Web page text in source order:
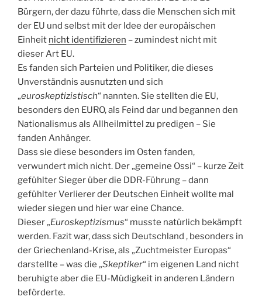
Bürgern, der dazu führte, dass die Menschen sich mit
der EU und selbst mit der Idee der europäischen
Einheit nicht identifizieren – zumindest nicht mit
dieser Art EU.
Es fanden sich Parteien und Politiker, die dieses
Unverständnis ausnutzten und sich
„euroskeptizistisch“ nannten. Sie stellten die EU,
besonders den EURO, als Feind dar und begannen den
Nationalismus als Allheilmittel zu predigen – Sie
fanden Anhänger.
Dass sie diese besonders im Osten fanden,
verwundert mich nicht. Der „gemeine Ossi“ – kurze Zeit
gefühlter Sieger über die DDR-Führung – dann
gefühlter Verlierer der Deutschen Einheit wollte mal
wieder siegen und hier war eine Chance.
Dieser „Euroskeptizismus“ musste natürlich bekämpft
werden. Fazit war, dass sich Deutschland , besonders in
der Griechenland-Krise, als „Zuchtmeister Europas“
darstellte – was die „Skeptiker“ im eigenen Land nicht
beruhigte aber die EU-Müdigkeit in anderen Ländern
beförderte.